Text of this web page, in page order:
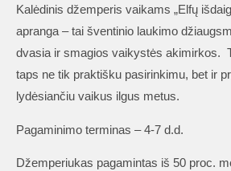
Kalėdinis džemperis vaikams „Elfų
apranga – tai šventinio laukimo
dvasia ir smagios vaikystės akimirkos.
taps ne tik praktišku pasirinkimu, bet ir
lydėsiančiu vaikus ilgus metus.
Pagaminimo terminas – 4-7 d.d.
Džemperiukas pagamintas iš 50 proc.